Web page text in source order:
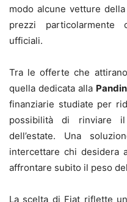
modo alcune vetture
prezzi
ufficiali.
Tra le offerte che attirano
quella dedicata alla
finanziarie studiate per
possibilità di rinviare
dell’estate. Una
intercettare chi desidera
affrontare subito il peso
La scelta di Fiat riflette